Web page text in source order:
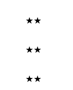
★★
★★
★★